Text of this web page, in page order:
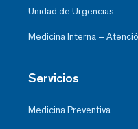
Unidad de Urgencias
Medicina Interna –
Servicios
Medicina Preventiva